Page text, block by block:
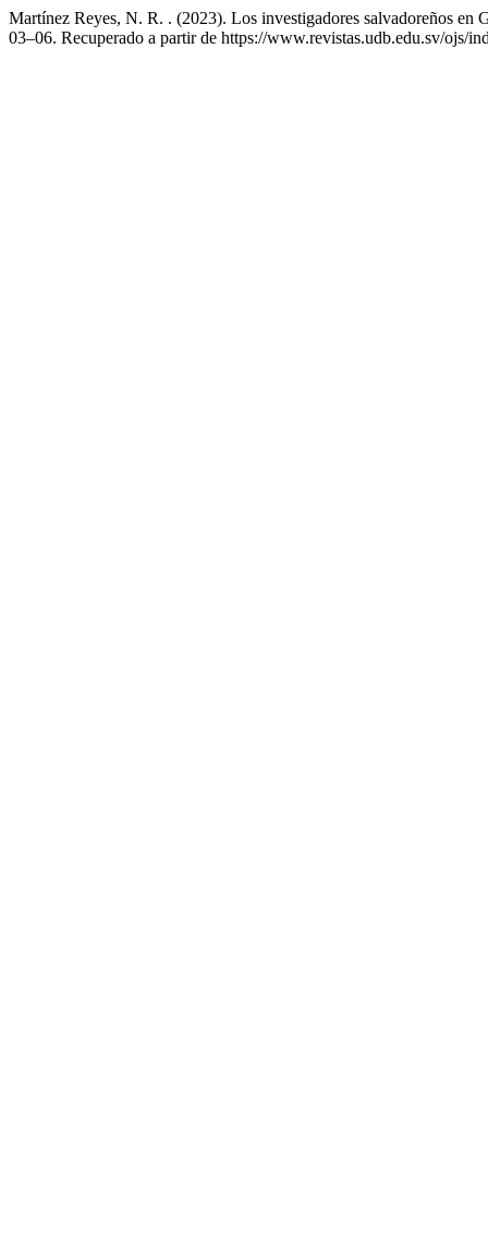
Martínez Reyes, N. R. . (2023). Los investigadores salvadoreños en
03–06. Recuperado a partir de https://www.revistas.udb.edu.sv/ojs/